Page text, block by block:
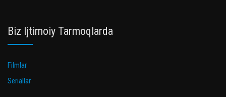
Biz Ijtimoiy Tarmoqlarda
Filmlar
Seriallar